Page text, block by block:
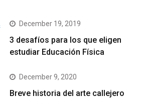
December 19, 2019
3 desafíos para los que eligen
estudiar Educación Física
December 9, 2020
Breve historia del arte callejero